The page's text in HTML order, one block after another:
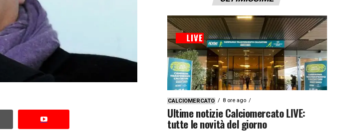
CALCIOMERCATO 8 ore ago
Ultime notizie Calciomercato LIVE:
tutte le novità del giorno